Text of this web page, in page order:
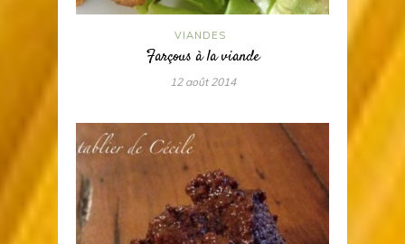
VIANDES
Farçous à la viande
12 août 2014